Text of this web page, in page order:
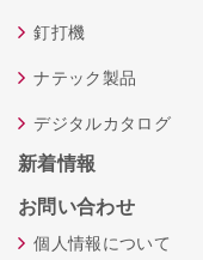
釘打機
ナテック製品
デジタルカタログ
新着情報
お問い合わせ
個人情報について